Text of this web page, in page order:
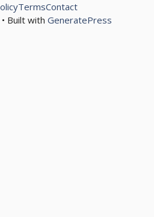
Built with GeneratePress
TermsContact